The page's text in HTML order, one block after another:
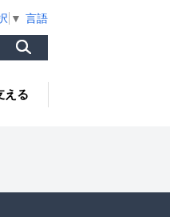
▼ 言語を選択
える